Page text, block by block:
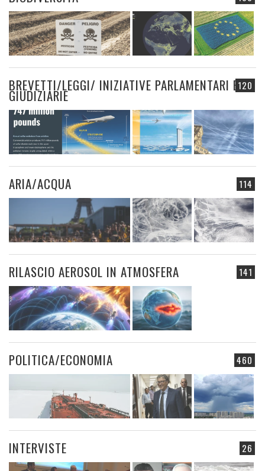
120
BREVETTI/LEGGI/ INIZIATIVE PARLAMENTARI E
GIUDIZIARIE
114
ARIA/ACQUA
141
RILASCIO AEROSOL IN ATMOSFERA
460
POLITICA/ECONOMIA
26
INTERVISTE